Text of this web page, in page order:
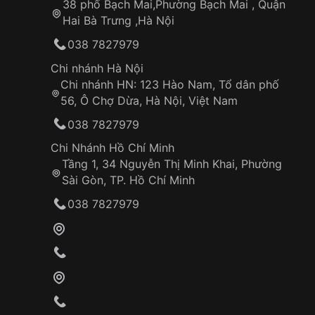
Xuất xứ:Swiss Made – Thụy Sỹ
Giới tính:Nam
Tình trạng:Like New ~98.9%
Bộ máy:
Omega Calibre 3304 – Automatic
Chuẩn Chronometer (COSC)
Trữ cót ~48 giờ
Vỏ & kính:
Đường kính mặt: 38mm
Chất liệu vỏ: Thép không gỉ
Dây & khóa:
38 phố Bạch Mai,Phường Bạch Mai , Quận
Hai Bà Trưng ,Hà Nội
038 7827979
Chi nhánh Hà Nội
Chi nhánh HN: 123 Hào Nam, Tổ dân phố
56, Ô Chợ Dừa, Hà Nội, Việt Nam
038 7827979
Chi Nhánh Hồ Chí Minh
Tầng 1, 34 Nguyễn Thị Minh Khai, Phường
Sài Gòn, TP. Hồ Chí Minh
038 7827979